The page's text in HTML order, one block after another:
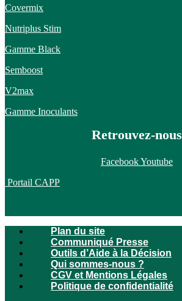
Covermix
Nutriplus Stim
Gamme Black
Semboost
V2max
Gamme Inoculants
Retrouvez-nous
FacebookYoutube
Portail CAPP
Plan du site
Communiqué Presse
Outils d’Aide à la Décision
Qui sommes-nous ?
CGV et Mentions Légales
Politique de confidentialité